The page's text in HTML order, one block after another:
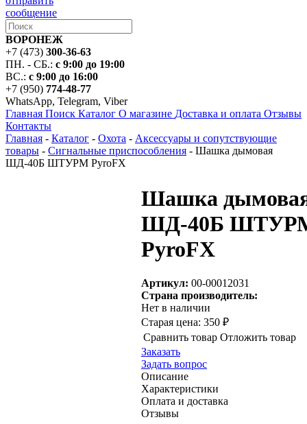
сообщение
ВОРОНЕЖ
+7 (473) 300-36-63
ПН. - СБ.: с 9:00 до 19:00
ВС.: с 9:00 до 16:00
+7 (950) 774-48-77
WhatsApp, Telegram, Viber
Главная Поиск Каталог О магазине Доставка и оплата Отзывы
Контакты
Главная - Каталог - Охота - Аксессуары и сопутствующие
товары - Сигнальные приспособления - Шашка дымовая
ШД-40Б ШТУРМ PyroFX
Шашка
ШД-40Б
PyroFX
Артикул: 00-00012031
Страна производитель:
Нет в наличии
Старая цена: 350 ₽
Сравнить товар Отложить товар
Заказать
Задать вопрос
Описание
Характеристики
Оплата и доставка
Отзывы